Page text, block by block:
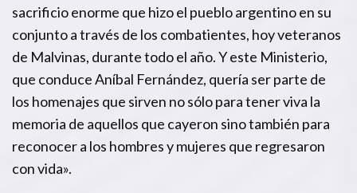
sacrificio enorme que hizo el pueblo argentino en su
conjunto a través de los combatientes, hoy veteranos
de Malvinas, durante todo el año. Y este Ministerio,
que conduce Aníbal Fernández, quería ser parte de
los homenajes que sirven no sólo para tener viva la
memoria de aquellos que cayeron sino también para
reconocer a los hombres y mujeres que regresaron
con vida».